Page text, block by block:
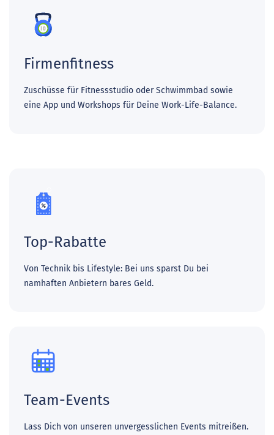
Firmenfitness
Zuschüsse für Fitnessstudio oder Schwimmbad sowie
eine App und Workshops für Deine Work-Life-Balance.
Top-Rabatte
Von Technik bis Lifestyle: Bei uns sparst Du bei
namhaften Anbietern bares Geld.
Team-Events
Lass Dich von unseren unvergesslichen Events mitreißen.